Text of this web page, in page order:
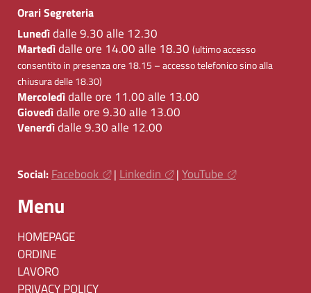
Orari Segreteria
Lunedìdalle 9.30 alle 12.30
Martedìdalle ore 14.00 alle 18.30 (ultimo accesso
consentito in presenza ore 18.15 – accesso telefonico sino alla
chiusura delle 18.30)
Mercoledìdalle ore 11.00 alle 13.00
Giovedìdalle ore 9.30 alle 13.00
Venerdìdalle 9.30 alle 12.00
Social: Facebook | Linkedin | YouTube
Menu
HOMEPAGE
ORDINE
LAVORO
PRIVACY POLICY